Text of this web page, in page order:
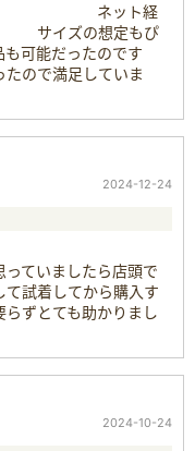
なく、 ネット経
サイズの想定もぴ
可能だったのです
ので満足していま
2024-12-24
ていましたら店頭で
試着してから購入す
ずとても助かりまし
2024-10-24